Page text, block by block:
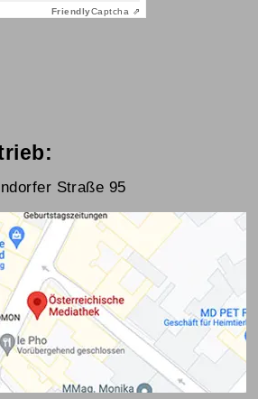
FriendlyCaptcha ⇗
Straße 95